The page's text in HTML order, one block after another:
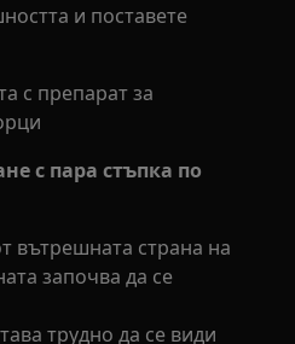
и поставете
с препарат за
с пара стъпка по
вътрешната страна на
започва да се
трудно да се види